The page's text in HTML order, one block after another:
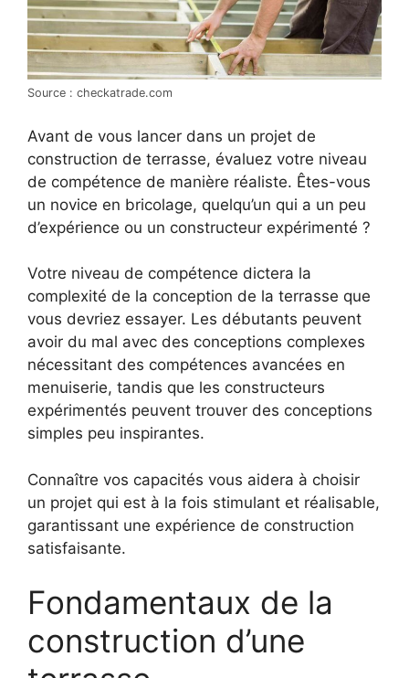
Source : checkatrade.com
Avant de vous lancer dans un projet de
construction de terrasse, évaluez votre niveau
de compétence de manière réaliste. Êtes-vous
un novice en bricolage, quelqu’un qui a un peu
d’expérience ou un constructeur expérimenté ?
Votre niveau de compétence dictera la
complexité de la conception de la terrasse que
vous devriez essayer. Les débutants peuvent
avoir du mal avec des conceptions complexes
nécessitant des compétences avancées en
menuiserie, tandis que les constructeurs
expérimentés peuvent trouver des conceptions
simples peu inspirantes.
Connaître vos capacités vous aidera à choisir
un projet qui est à la fois stimulant et réalisable,
garantissant une expérience de construction
satisfaisante.
Fondamentaux de la
construction d’une